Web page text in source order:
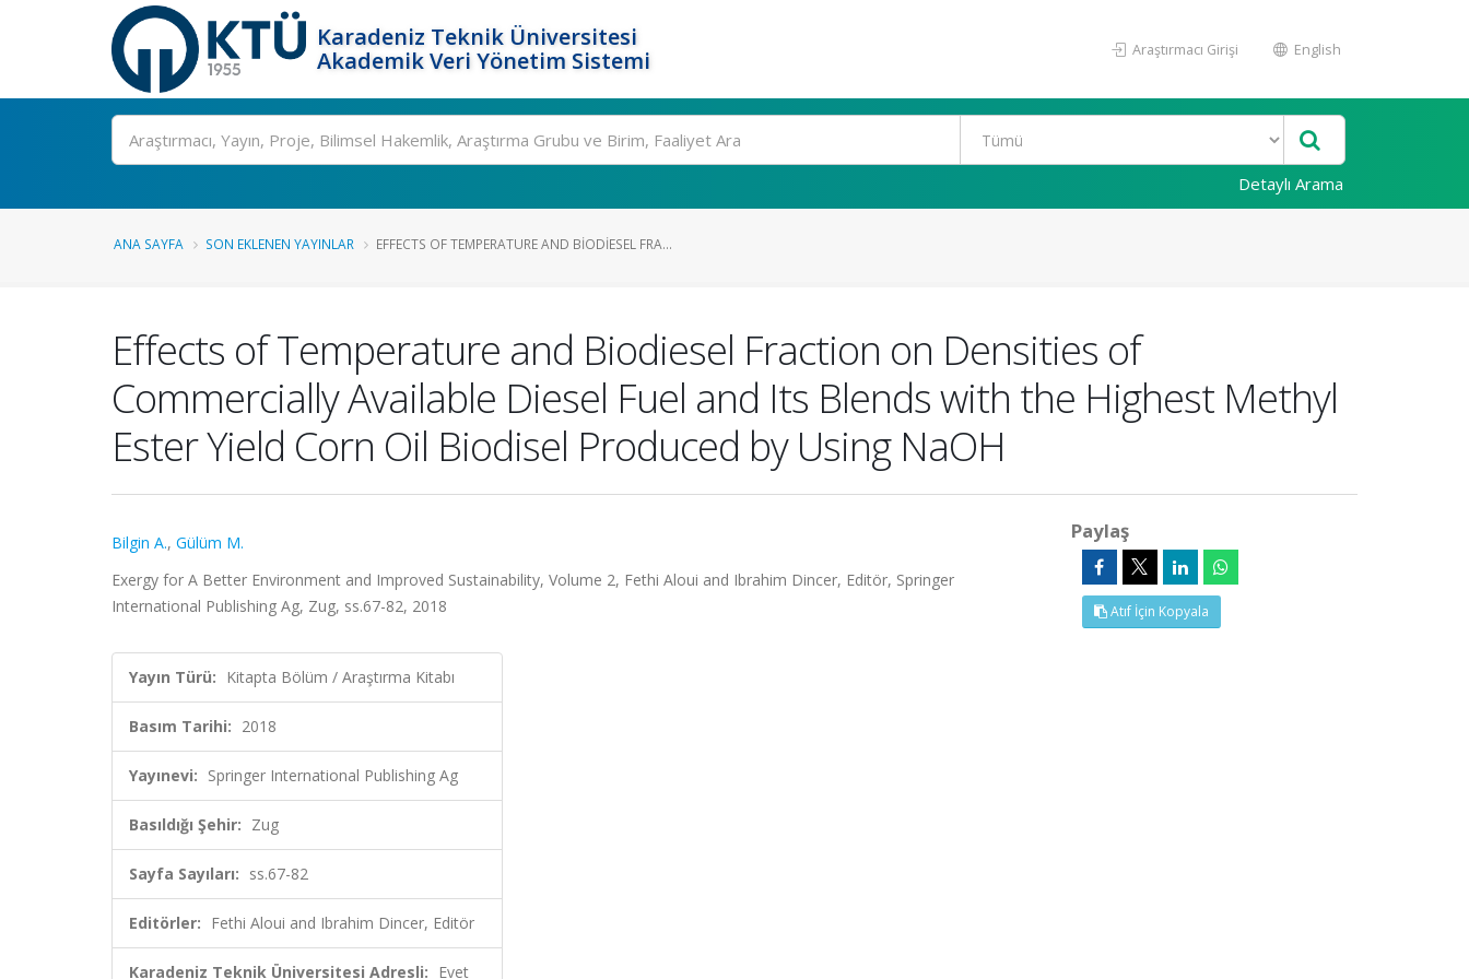
Karadeniz Teknik Üniversitesi
Akademik Veri Yönetim Sistemi
Araştırmacı Girişi English
Ara
Detaylı Arama
ANA SAYFA SON EKLENEN YAYINLAR EFFECTS OF TEMPERATURE AND BIODIESEL FRA...
Effects of Temperature and Biodiesel Fraction on Densities of
Commercially Available Diesel Fuel and Its Blends with the Highest Methyl
Ester Yield Corn Oil Biodisel Produced by Using NaOH
Bilgin A., Gülüm M.
Exergy for A Better Environment and Improved Sustainability, Volume 2, Fethi Aloui and Ibrahim Dincer, Editör, Springer
International Publishing Ag, Zug, ss.67-82, 2018
Yayın Türü: Kitapta Bölüm / Araştırma Kitabı
Basım Tarihi: 2018
Yayınevi: Springer International Publishing Ag
Basıldığı Şehir: Zug
Sayfa Sayıları: ss.67-82
Editörler: Fethi Aloui and Ibrahim Dincer, Editör
Karadeniz Teknik Üniversitesi Adresli: Evet
Paylaş
Atıf İçin Kopyala